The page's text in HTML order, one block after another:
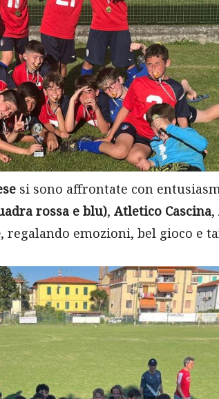
si sono affrontate con
rossa e blu), Atletico Cascina,
, regalando emozioni, bel gioco e